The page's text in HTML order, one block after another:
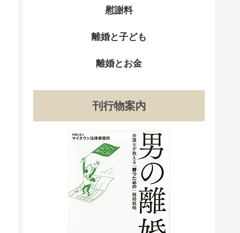
慰謝料
離婚と子ども
離婚とお金
刊行物案内